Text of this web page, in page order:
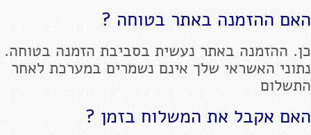
האם ההזמנה באתר בטוחה ?
כן. ההזמנה באתר נעשית בסביבת הזמנה בטוחה.
נתוני האשראי שלך אינם נשמרים במערכת לאחר
התשלום
האם אקבל את המשלוח בזמן ?